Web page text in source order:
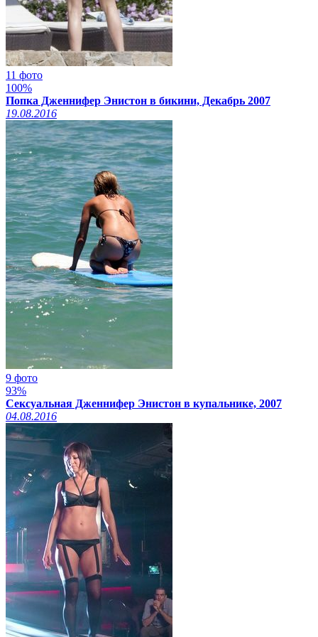
11 фото
100%
Попка Дженнифер Энистон в бикини, Декабрь 2007
19.08.2016
9 фото
93%
Сексуальная Дженнифер Энистон в купальнике, 2007
04.08.2016